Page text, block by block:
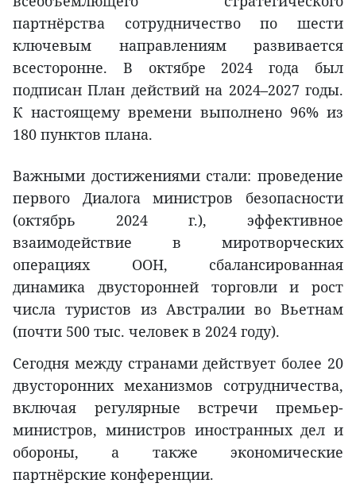
партнёрства сотрудничество по шести
ключевым направлениям развивается
всесторонне. В октябре 2024 года был
подписан План действий на 2024–2027 годы.
К настоящему времени выполнено 96% из
180 пунктов плана.
Важными достижениями стали: проведение
первого Диалога министров безопасности
(октябрь 2024 г.), эффективное
взаимодействие в миротворческих
операциях ООН, сбалансированная
динамика двусторонней торговли и рост
числа туристов из Австралии во Вьетнам
(почти 500 тыс. человек в 2024 году).
Сегодня между странами действует более 20
двусторонних механизмов сотрудничества,
включая регулярные встречи премьер-
министров, министров иностранных дел и
обороны, а также экономические
партнёрские конференции.